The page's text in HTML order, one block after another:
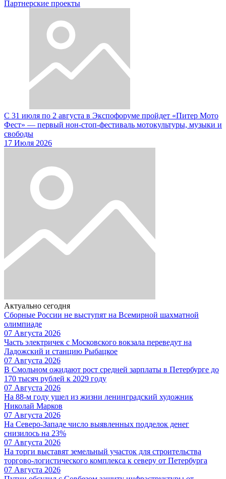
Партнерские проекты
С 31 июля по 2 августа в Экспофоруме пройдет «Питер Мото
Фест» — первый нон-стоп-фестиваль мотокультуры, музыки и
свободы
17 Июля 2026
Актуально сегодня
Сборные России не выступят на Всемирной шахматной
олимпиаде
07 Августа 2026
Часть электричек с Московского вокзала переведут на
Ладожский и станцию Рыбацкое
07 Августа 2026
В Смольном ожидают рост средней зарплаты в Петербурге до
170 тысяч рублей к 2029 году
07 Августа 2026
На 88-м году ушел из жизни ленинградский художник
Николай Марков
07 Августа 2026
На Северо-Западе число выявленных подделок денег
снизилось на 23%
07 Августа 2026
На торги выставят земельный участок для строительства
торгово-логистического комплекса к северу от Петербурга
07 Августа 2026